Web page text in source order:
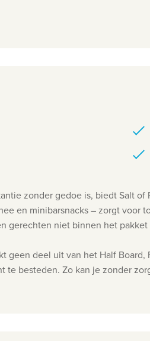
zonder gedoe is, biedt Salt
en minibarsnacks – zorgt
gerechten niet binnen het
geen deel uit van het Half
besteden. Zo kan je zonder